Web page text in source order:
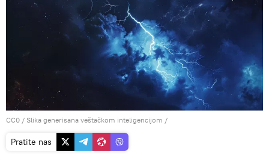
CC0 / Slika generisana veštačkom inteligencijom /
Pratite nas